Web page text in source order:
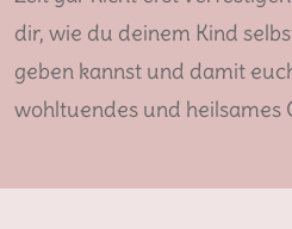
dir, wie du deinem Kind
geben kannst und damit
wohltuendes und heilsames